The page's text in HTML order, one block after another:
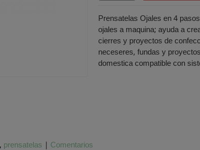
Prensatelas Ojales en 4
ojales a maquina; ayuda a
cierres y proyectos de
neceseres, fundas y
domestica compatible con
prensatelas | Comentarios